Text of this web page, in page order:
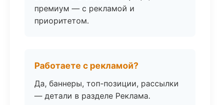
премиум — с рекламой и
приоритетом.
Работаете с рекламой?
Да, баннеры, топ-позиции, рассылки
— детали в разделе Реклама.